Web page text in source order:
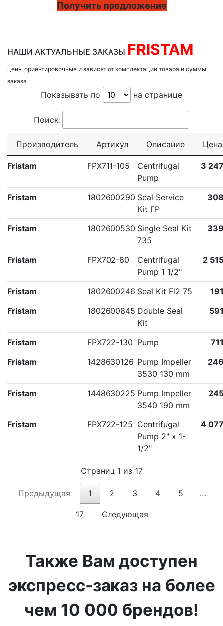
Получить предложение
НАШИ АКТУАЛЬНЫЕ ЗАКАЗЫ FRISTAM
цены ориентировочные и зависят от комплектации товара и суммы
заказа
Показывать по на странице
Поиск:
Производитель Артикул Описание Цена
Fristam FPX711-105
Centrifugal
Pump
3
Fristam 1802600290 Seal Service
Kit FP
Fristam 1802600530 Single Seal Kit
735
Fristam FPX702-80
Centrifugal
Pump 1 1/2"
2
Fristam 1802600246 Seal Kit Fl2 75
Fristam
1802600845 Double Seal
Kit
Fristam FPX722-130 Pump
Fristam
1428630126 Pump Impeller
3530 130 mm
Fristam 1448630225 Pump Impeller
3540 190 mm
Fristam FPX722-125 Centrifugal
Pump 2" x 1-
1/2"
4
Страниц 1 из 17
Предыдущая 1 2 3 4 5 …
17 Следующая
Также Вам доступен
экспресс-заказ на более
чем 10 000 брендов!